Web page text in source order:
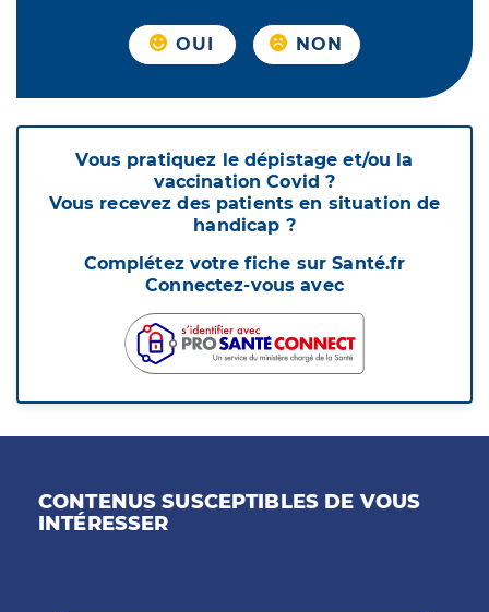
OUI NON
Vous pratiquez le dépistage et/ou la
vaccination Covid ?
Vous recevez des patients en situation de
handicap ?
Complétez votre fiche sur Santé.fr
Connectez-vous avec
CONTENUS SUSCEPTIBLES DE VOUS
INTÉRESSER